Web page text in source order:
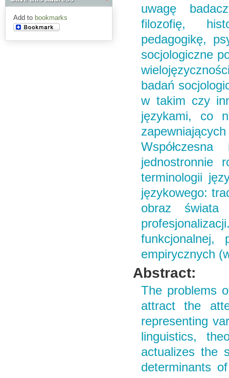
Add to bookmarks
uwagę
filozofię,
pedagogikę,
socjologiczne
badań
w takim czy
językami, co
jednostronnie
terminologii
językowego:
obraz
funkcjonalnej,
empirycznych
Abstract:
The problems
attract the
representing
linguistics,
actualizes the
determinants